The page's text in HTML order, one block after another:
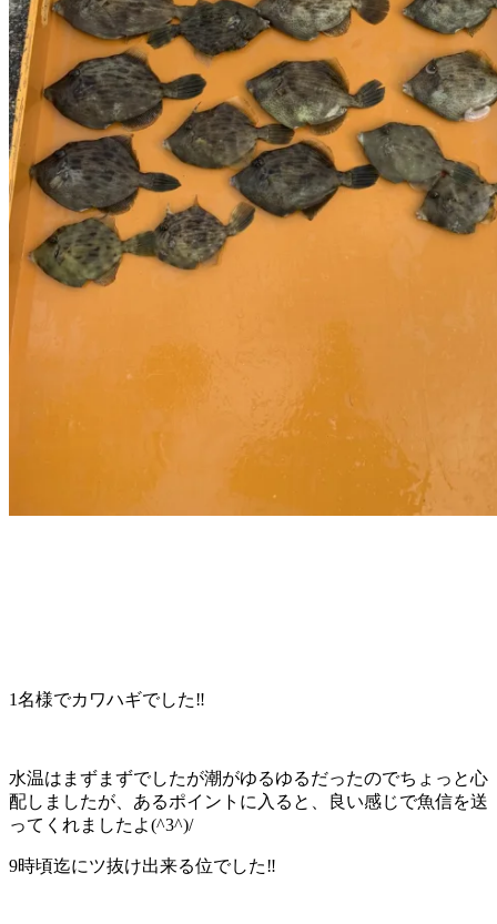
1名様でカワハギでした‼️
水温はまずまずでしたが潮がゆるゆるだったのでちょっと心
配しましたが、あるポイントに入ると、良い感じで魚信を送
ってくれましたよ(^3^)/
9時頃迄にツ抜け出来る位でした‼️